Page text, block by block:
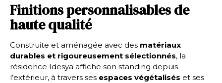
Finitions personnalisables de
haute qualité
Construite et aménagée avec des matériaux
durables et rigoureusement sélectionnés, la
résidence Idesya affiche son standing depuis
l’extérieur, à travers ses espaces végétalisés et ses